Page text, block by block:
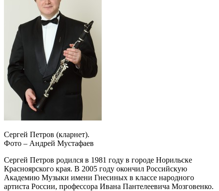
Сергей Петров (кларнет).
Фото – Андрей Мустафаев
Сергей Петров родился в 1981 году в городе Норильске
Красноярского края. В 2005 году окончил Российскую
Академию Музыки имени Гнесиных в классе народного
артиста России, профессора Ивана Пантелеевича Мозговенко.